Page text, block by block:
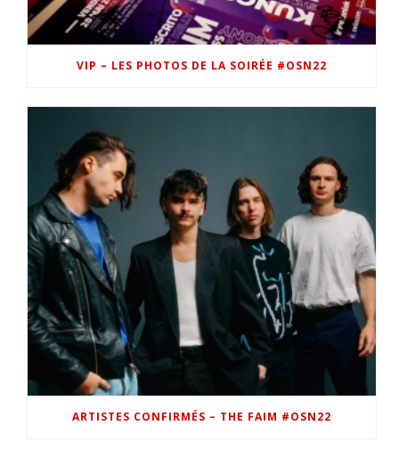
VIP – LES PHOTOS DE LA SOIRÉE #OSN22
ARTISTES CONFIRMÉS – THE FAIM #OSN22